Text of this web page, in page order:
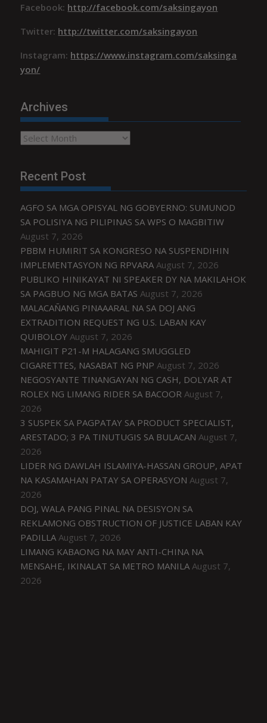
Facebook: http://facebook.com/saksingayon
Twitter: http://twitter.com/saksingayon
Instagram: https://www.instagram.com/saksinga
yon/
Archives
Archives
Recent Post
AGFO SA MGA OPISYAL NG GOBYERNO: SUMUNOD
SA POLISIYA NG PILIPINAS SA WPS O MAGBITIW
August 7, 2026
PBBM HUMIRIT SA KONGRESO NA SUSPENDIHIN
IMPLEMENTASYON NG RPVARA August 7, 2026
PUBLIKO HINIKAYAT NI SPEAKER DY NA MAKILAHOK
SA PAGBUO NG MGA BATAS August 7, 2026
MALACAÑANG PINAAARAL NA SA DOJ ANG
EXTRADITION REQUEST NG U.S. LABAN KAY
QUIBOLOY August 7, 2026
MAHIGIT P21-M HALAGANG SMUGGLED
CIGARETTES, NASABAT NG PNP August 7, 2026
NEGOSYANTE TINANGAYAN NG CASH, DOLYAR AT
ROLEX NG LIMANG RIDER SA BACOOR August 7,
2026
3 SUSPEK SA PAGPATAY SA PRODUCT SPECIALIST,
ARESTADO; 3 PA TINUTUGIS SA BULACAN August 7,
2026
LIDER NG DAWLAH ISLAMIYA-HASSAN GROUP, APAT
NA KASAMAHAN PATAY SA OPERASYON August 7,
2026
DOJ, WALA PANG PINAL NA DESISYON SA
REKLAMONG OBSTRUCTION OF JUSTICE LABAN KAY
PADILLA August 7, 2026
LIMANG KABAONG NA MAY ANTI-CHINA NA
MENSAHE, IKINALAT SA METRO MANILA August 7,
2026